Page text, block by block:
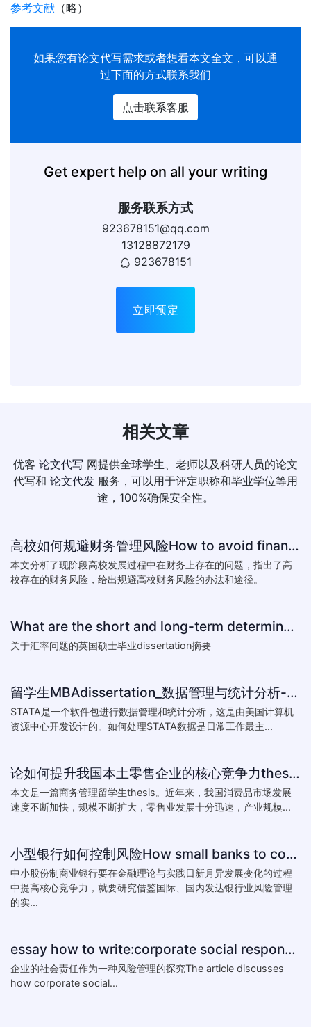
参考文献 （略）
如果您有论文代写需求或者想看本文全文，可以通
过下面的方式联系我们
点击联系客服
Get expert help on all your writing
服务联系方式
923678151@qq.com
13128872179
923678151
立即预定
相关文章
优客 论文代写 网提供全球学生、老师以及科研人员的论文
代写和 论文代发 服务，可以用于评定职称和毕业学位等用
途，100%确保安全性。
高校如何规避财务管理风险How to avoid financial risk management colleges
本文分析了现阶段高校发展过程中在财务上存在的问题，指出了高
校存在的财务风险，给出规避高校财务风险的办法和途径。
What are the short and long-term determinants of exchange ra
关于汇率问题的英国硕士毕业dissertation摘要
留学生MBAdissertation_数据管理与统计分析-如何处理STATA数据_How to deal with data with ST
STATA是一个软件包进行数据管理和统计分析，这是由美国计算机
资源中心开发设计的。如何处理STATA数据是日常工作最主...
论如何提升我国本土零售企业的核心竞争力thesis:The theory of how to improve the core competitiveness of domestic retail e
本文是一篇商务管理留学生thesis。近年来，我国消费品市场发展
速度不断加快，规模不断扩大，零售业发展十分迅速，产业规模...
小型银行如何控制风险How small banks to control risk
中小股份制商业银行要在金融理论与实践日新月异发展变化的过程
中提高核心竞争力，就要研究借鉴国际、国内发达银行业风险管理
的实...
essay how to write:corporate social responsibility practice
企业的社会责任作为一种风险管理的探究The article discusses
how corporate social...